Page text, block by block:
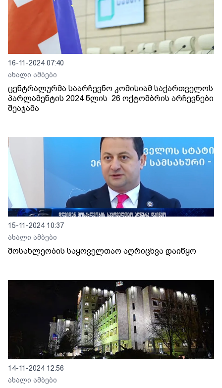
16-11-2024 07:40
ახალი ამბები
ცენტრალურმა საარჩევნო კომისიამ საქართველოს
პარლამენტის 2024 წლის 26 ოქტომბრის არჩევნები
შეაჯამა
15-11-2024 10:37
ახალი ამბები
მოსახლეობის საყოველთაო აღრიცხვა დაიწყო
14-11-2024 12:56
ახალი ამბები